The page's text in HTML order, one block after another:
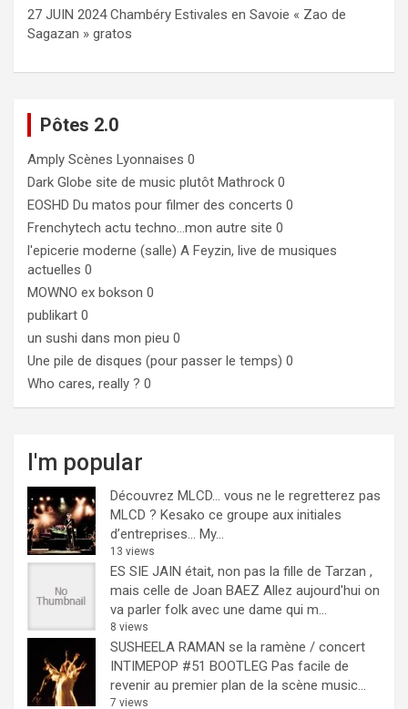
27 JUIN 2024 Chambéry Estivales en Savoie « Zao de
Sagazan » gratos
Pôtes 2.0
Amply Scènes Lyonnaises 0
Dark Globe site de music plutôt Mathrock 0
EOSHD Du matos pour filmer des concerts 0
Frenchytech actu techno…mon autre site 0
l'epicerie moderne (salle) A Feyzin, live de musiques
actuelles 0
MOWNO ex bokson 0
publikart 0
un sushi dans mon pieu 0
Une pile de disques (pour passer le temps) 0
Who cares, really ? 0
I'm popular
Découvrez MLCD… vous ne le regretterez pas
MLCD ? Kesako ce groupe aux initiales
d’entreprises… My...
13 views
ES SIE JAIN était, non pas la fille de Tarzan ,
mais celle de Joan BAEZ Allez aujourd'hui on
va parler folk avec une dame qui m...
8 views
SUSHEELA RAMAN se la ramène / concert
INTIMEPOP #51 BOOTLEG Pas facile de
revenir au premier plan de la scène music...
7 views